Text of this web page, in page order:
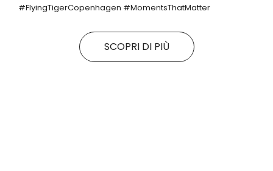
#FlyingTigerCopenhagen #MomentsThatMatter
SCOPRI DI PIÙ